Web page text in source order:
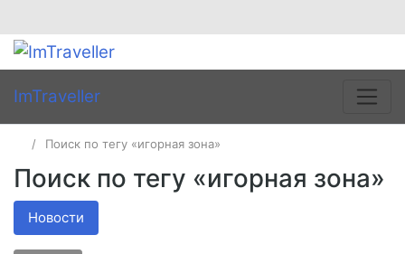
ImTraveller
Поиск по тегу «игорная зона»
Поиск по тегу «игорная зона»
Новости